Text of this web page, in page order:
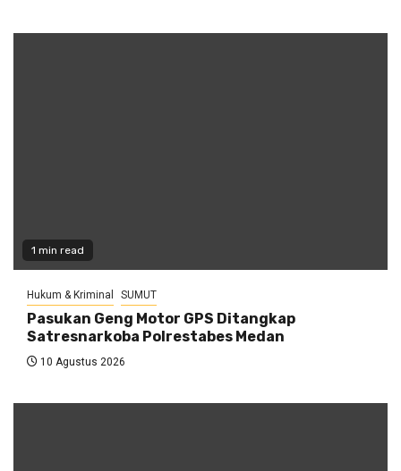
1 min read
Hukum & Kriminal SUMUT
Pasukan Geng Motor GPS Ditangkap
Satresnarkoba Polrestabes Medan
10 Agustus 2026